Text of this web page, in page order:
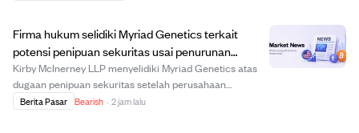
yang dapat diakses...
Firma hukum selidiki Myriad Genetics terkait
potensi penipuan sekuritas usai penurunan
pendapatan.
Kirby McInerney LLP menyelidiki Myriad Genetics atas
dugaan penipuan sekuritas setelah perusahaan
melaporkan penurunan pendapatan 11% pada kuartal
Berita Pasar Bearish · 2 jam lalu